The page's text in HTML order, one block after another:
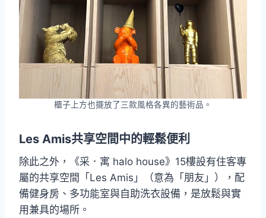
櫃子上方也擺放了三款風格各異的藝術品。
Les Amis共享空間中的輕鬆便利
除此之外，《采．寓 halo house》15樓設有住客專
屬的共享空間「Les Amis」（意為「朋友」），配
備健身房、多功能室與自助洗衣設備，是放鬆與實
用兼具的場所。